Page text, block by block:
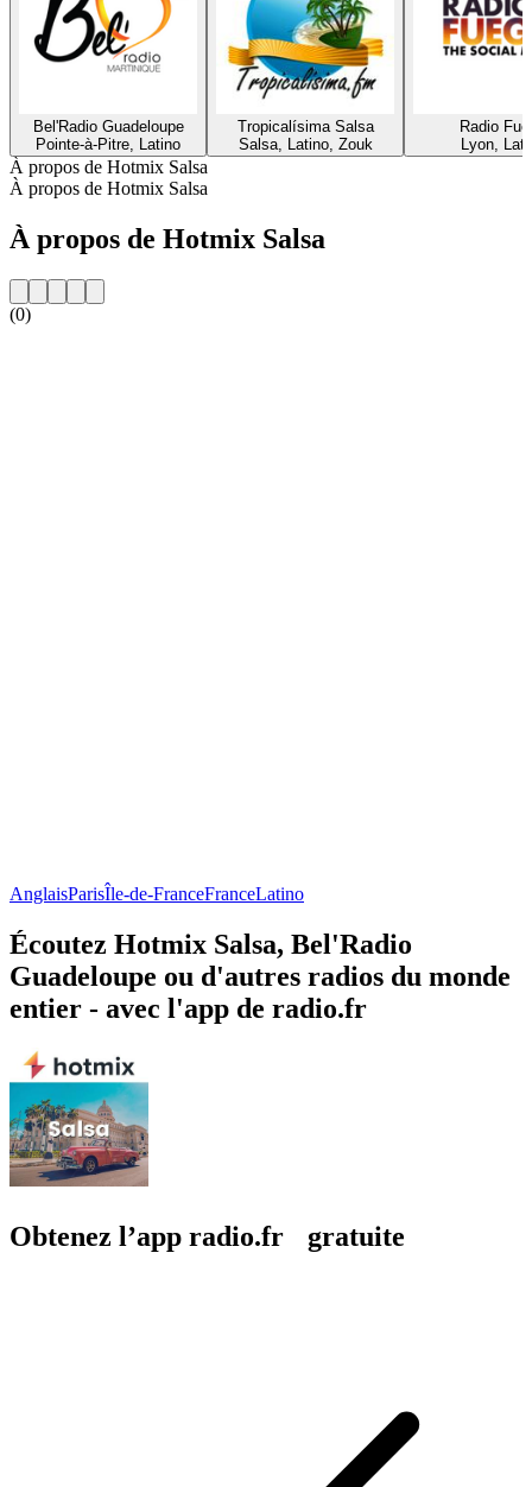
Bel'Radio Guadeloupe
Pointe-à-Pitre, Latino
Tropicalísima Salsa
Salsa, Latino, Zouk
Radio
Lyon,
À propos de Hotmix Salsa
À propos de Hotmix Salsa
À propos de Hotmix Salsa
(0)
AnglaisParisÎle-de-FranceFranceLatino
Écoutez Hotmix Salsa, Bel'Radio
Guadeloupe ou d'autres radios du monde
entier - avec l'app de radio.fr
Obtenez l’app radio.fr gratuite